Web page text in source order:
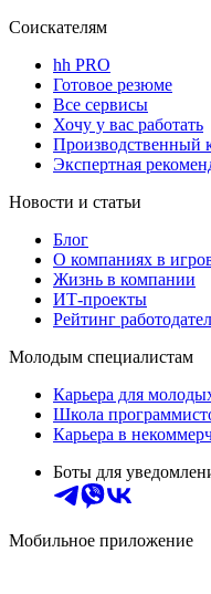
Соискателям
hh PRO
Готовое резюме
Все сервисы
Хочу у вас работать
Производственный
Экспертная
Новости и статьи
Блог
О компаниях в
Жизнь в компании
ИТ-проекты
Рейтинг
Молодым специалистам
Карьера для
Школа
Карьера в
Боты для
Мобильное приложение